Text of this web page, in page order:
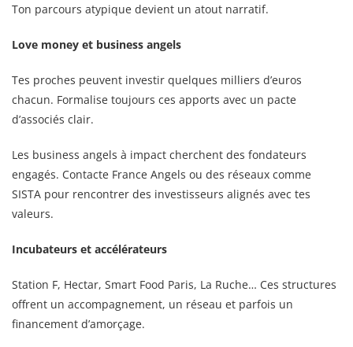
Ton parcours atypique devient un atout narratif.
Love money et business angels
Tes proches peuvent investir quelques milliers d’euros
chacun. Formalise toujours ces apports avec un pacte
d’associés clair.
Les business angels à impact cherchent des fondateurs
engagés. Contacte France Angels ou des réseaux comme
SISTA pour rencontrer des investisseurs alignés avec tes
valeurs.
Incubateurs et accélérateurs
Station F, Hectar, Smart Food Paris, La Ruche… Ces structures
offrent un accompagnement, un réseau et parfois un
financement d’amorçage.